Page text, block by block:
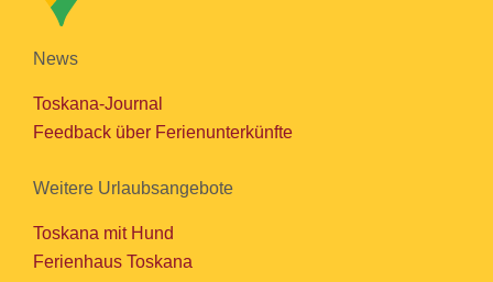
News
Toskana-Journal
Feedback über Ferienunterkünfte
Weitere Urlaubsangebote
Toskana mit Hund
Ferienhaus Toskana